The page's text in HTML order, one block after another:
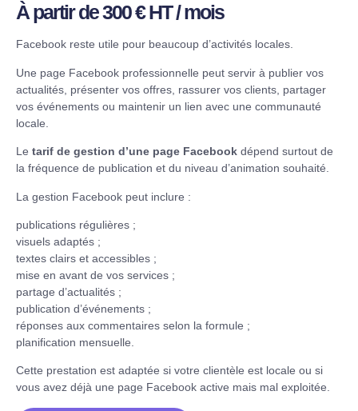
À partir de 300 € HT / mois
Facebook reste utile pour beaucoup d’activités locales.
Une page Facebook professionnelle peut servir à publier vos
actualités, présenter vos offres, rassurer vos clients, partager
vos événements ou maintenir un lien avec une communauté
locale.
Le tarif de gestion d’une page Facebook dépend surtout de
la fréquence de publication et du niveau d’animation souhaité.
La gestion Facebook peut inclure :
publications régulières ;
visuels adaptés ;
textes clairs et accessibles ;
mise en avant de vos services ;
partage d’actualités ;
publication d’événements ;
réponses aux commentaires selon la formule ;
planification mensuelle.
Cette prestation est adaptée si votre clientèle est locale ou si
vous avez déjà une page Facebook active mais mal exploitée.